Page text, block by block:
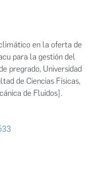
en la oferta de
para la gestión del
pregrado, Universidad
de Ciencias Físicas,
de Fluidos].